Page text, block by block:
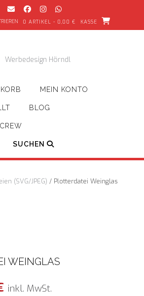
0 ARTIKEL - 0,00 € KASSE
MEIN KONTO
BLOG
SUCHEN
(SVG/JPEG) / Plotterdatei Weinglas
WEINGLAS
Aktueller
inkl. MwSt.